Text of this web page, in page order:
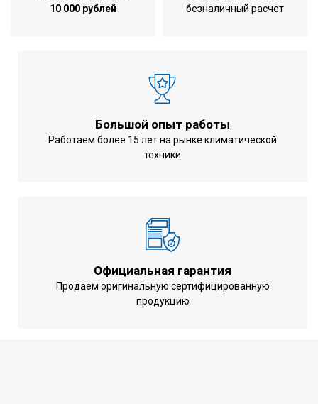
Потребляемая мощность ( нагрев
Воздухообмен при обогреве
Габариты внутреннего блока
Вес внутреннего блока
47,2 кг
Минимальный уровень шума
Управление компрессором
Марка хладагента
Напряжение питания
220 - 240 вольт
10 000 рублей
безналичный расчет
Большой опыт работы
Работаем более 15 лет на рынке климатической
техники
Официальная гарантия
Продаем оригинальную сертифицированную
продукцию